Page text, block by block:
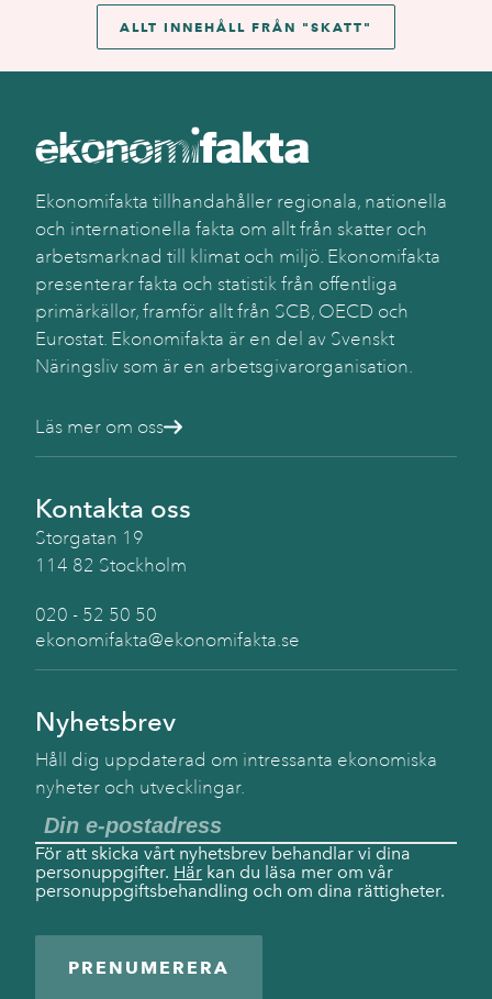
ALLT INNEHÅLL FRÅN " SKATT "
Ekonomifakta tillhandahåller regionala, nationella
och internationella fakta om allt från skatter och
arbetsmarknad till klimat och miljö. Ekonomifakta
presenterar fakta och statistik från offentliga
primärkällor, framför allt från SCB, OECD och
Eurostat. Ekonomifakta är en del av Svenskt
Näringsliv som är en arbetsgivarorganisation.
Läs mer om oss
Kontakta oss
Storgatan 19
114 82 Stockholm
020 - 52 50 50
ekonomifakta@ekonomifakta.se
Nyhetsbrev
Håll dig uppdaterad om intressanta ekonomiska
nyheter och utvecklingar.
För att skicka vårt nyhetsbrev behandlar vi dina
personuppgifter. Här kan du läsa mer om vår
personuppgiftsbehandling och om dina rättigheter.
PRENUMERERA